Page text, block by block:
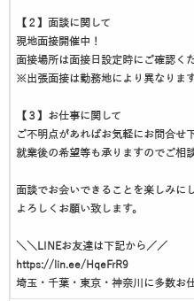
【２】面談に関して
現地面接開催中！
面接場所は面接日設定時にご確認くだ
※出張面接は勤務地により異なります
【３】お仕事に関して
ご不明点があればお気軽にお問合せ
就業後の希望等も承りますのでご相
面談でお会いできることを楽しみに
よろしくお願い致します。
＼＼LINEお友達は下記から／／
https://lin.ee/HqeFrR9
埼玉・千葉・東京・神奈川に多数お